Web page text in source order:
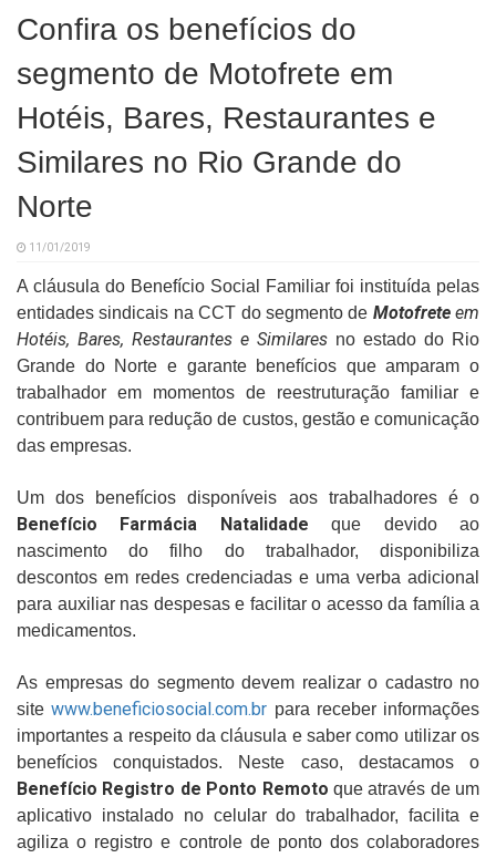
Confira os benefícios do
segmento de Motofrete em
Hotéis, Bares, Restaurantes e
Similares no Rio Grande do
Norte
11/01/2019
A cláusula do Benefício Social Familiar foi instituída pelas
entidades sindicais na CCT do segmento de Motofreteem
Hotéis, Bares, Restaurantes e Similares no estado do Rio
Grande do Norte e garante benefícios que amparam o
trabalhador em momentos de reestruturação familiar e
contribuem para redução de custos, gestão e comunicação
das empresas.
Um dos benefícios disponíveis aos trabalhadores é o
Benefício Farmácia Natalidade que devido ao
nascimento do filho do trabalhador, disponibiliza
descontos em redes credenciadas e uma verba adicional
para auxiliar nas despesas e facilitar o acesso da família a
medicamentos.
As empresas do segmento devem realizar o cadastro no
sitewww.beneficiosocial.com.br para receber informações
importantes a respeito da cláusula e saber como utilizar os
benefícios conquistados. Neste caso, destacamos o
Benefício Registro de Ponto Remoto que através de um
aplicativo instalado no celular do trabalhador, facilita e
agiliza o registro e controle de ponto dos colaboradores